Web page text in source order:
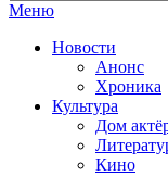
Меню
Новости
Анонс
Хроника
Культура
Дом
Кино